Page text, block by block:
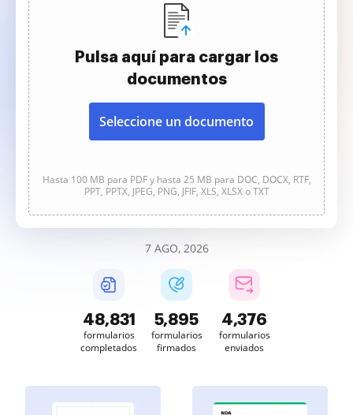
Pulsa aquí para cargar los
documentos
Seleccione un documento
Hasta 100 MB para PDF y hasta 25 MB para DOC, DOCX, RTF,
PPT, PPTX, JPEG, PNG, JFIF, XLS, XLSX o TXT
7 AGO, 2026
48,831
formularios
completados
5,895
formularios
firmados
4,376
formularios
enviados